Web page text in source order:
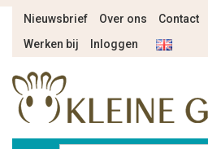
Nieuwsbrief Over ons Contact
Werken bij
Inloggen